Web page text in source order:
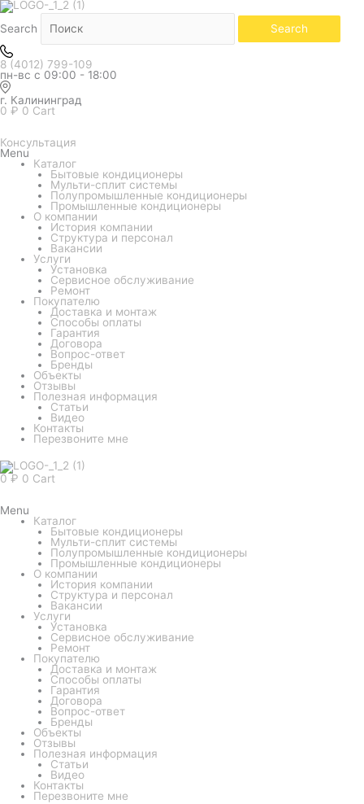
Search Search
8 (4012) 799-109
пн-вс с 09:00 - 18:00
г. Калининград
0 ₽ 0 Cart
Консультация
Menu
Каталог
Бытовые кондиционеры
Мульти-сплит системы
Полупромышленные кондиционеры
Промышленные кондиционеры
О компании
История компании
Структура и персонал
Вакансии
Услуги
Установка
Сервисное обслуживание
Ремонт
Покупателю
Доставка и монтаж
Способы оплаты
Гарантия
Договора
Вопрос-ответ
Бренды
Объекты
Отзывы
Полезная информация
Статьи
Видео
Контакты
Перезвоните мне
0 ₽ 0 Cart
Menu
Каталог
Бытовые кондиционеры
Мульти-сплит системы
Полупромышленные кондиционеры
Промышленные кондиционеры
О компании
История компании
Структура и персонал
Вакансии
Услуги
Установка
Сервисное обслуживание
Ремонт
Покупателю
Доставка и монтаж
Способы оплаты
Гарантия
Договора
Вопрос-ответ
Бренды
Объекты
Отзывы
Полезная информация
Статьи
Видео
Контакты
Перезвоните мне
Количество
товара
Сплит-
система
Hisense
серия
EXPERT
PRO
2.0
EU
DC
13UW4RLCHC00